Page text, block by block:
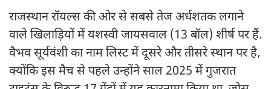
राजस्थान रॉयल्स की ओर से सबसे तेज अर्धशतक लगाने
वाले खिलाड़ियों में यशस्वी जायसवाल (13 बॉल) शीर्ष पर हैं.
वैभव सूर्यवंशी का नाम लिस्ट में दूसरे और तीसरे स्थान पर है,
क्योंकि इस मैच से पहले उन्होंने साल 2025 में गुजरात